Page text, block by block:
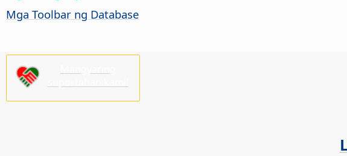
Mga Toolbar ng Database